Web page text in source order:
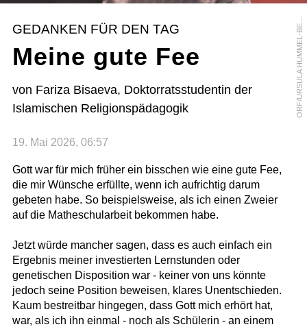
O
R
F
/
U
R
S
U
L
A
H
U
M
M
E
L
-
B
E
R
G
E
R
GEDANKEN FÜR DEN TAG
Meine gute Fee
von Fariza Bisaeva, Doktorratsstudentin der
Islamischen Religionspädagogik
19. Mai 2026, 06:57
Gott war für mich früher ein bisschen wie eine gute Fee,
die mir Wünsche erfüllte, wenn ich aufrichtig darum
gebeten habe. So beispielsweise, als ich einen Zweier
auf die Matheschularbeit bekommen habe.
Jetzt würde mancher sagen, dass es auch einfach ein
Ergebnis meiner investierten Lernstunden oder
genetischen Disposition war - keiner von uns könnte
jedoch seine Position beweisen, klares Unentschieden.
Kaum bestreitbar hingegen, dass Gott mich erhört hat,
war, als ich ihn einmal - noch als Schülerin - an einem